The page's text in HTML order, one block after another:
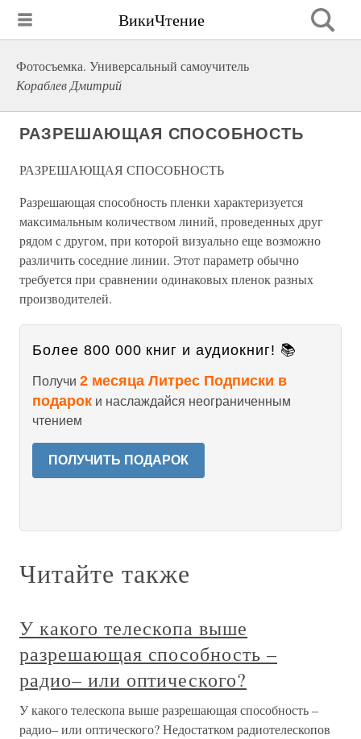
ВикиЧтение
Фотосъемка. Универсальный самоучитель
Кораблев Дмитрий
РАЗРЕШАЮЩАЯ СПОСОБНОСТЬ
РАЗРЕШАЮЩАЯ СПОСОБНОСТЬ
Разрешающая способность пленки характеризуется
максимальным количеством линий, проведенных друг
рядом с другом, при которой визуально еще возможно
различить соседние линии. Этот параметр обычно
требуется при сравнении одинаковых пленок разных
производителей.
Более 800 000 книг и аудиокниг! 📚
Получи 2 месяца Литрес Подписки в
подарок и наслаждайся неограниченным
чтением
ПОЛУЧИТЬ ПОДАРОК
Читайте также
У какого телескопа выше
разрешающая способность –
радио– или оптического?
У какого телескопа выше разрешающая способность –
радио– или оптического? Недостатком радиотелескопов